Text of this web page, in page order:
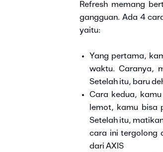
Refresh memang
gangguan. Ada 4
yaitu:
Yang pertama,
waktu. Caranya,
Setelah itu, baru
Cara kedua,
lemot, kamu bisa
Setelah itu,
cara ini tergolong
dari AXIS